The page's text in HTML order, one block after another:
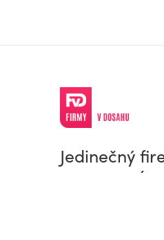
Jedinečný
a pracovní